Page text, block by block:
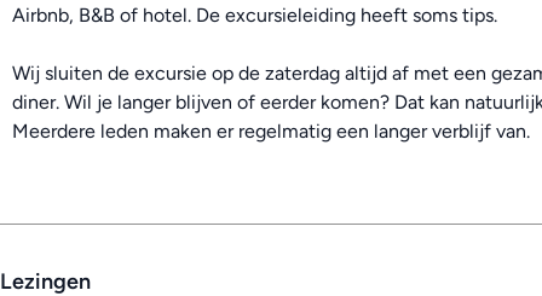
Airbnb, B&B of hotel. De excursieleiding heeft soms tips.
Wij sluiten de excursie op de zaterdag altijd af met een
diner. Wil je langer blijven of eerder komen? Dat kan
Meerdere leden maken er regelmatig een langer verblijf van.
Lezingen